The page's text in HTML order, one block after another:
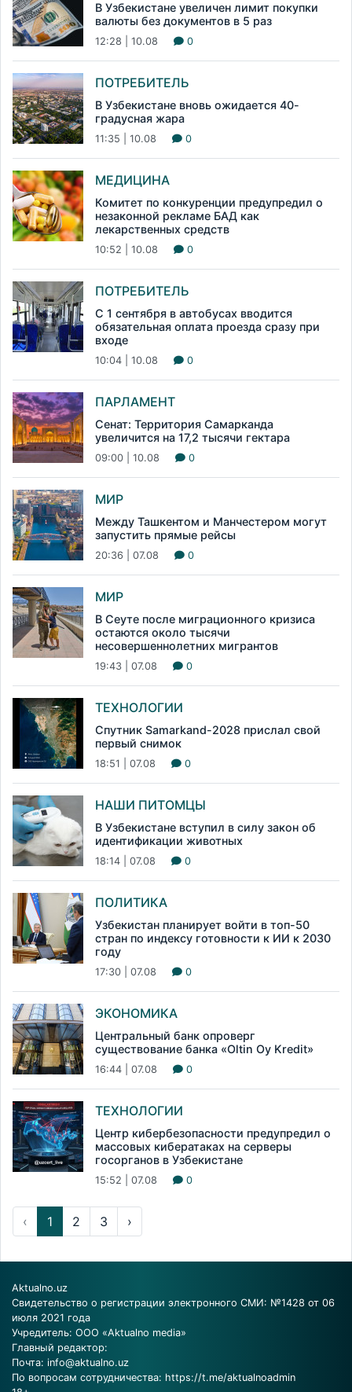
В Узбекистане увеличен лимит покупки
валюты без документов в 5 раз
12:28 | 10.08 0
ПОТРЕБИТЕЛЬ
В Узбекистане вновь ожидается 40-
градусная жара
11:35 | 10.08 0
МЕДИЦИНА
Комитет по конкуренции предупредил о
незаконной рекламе БАД как
лекарственных средств
10:52 | 10.08 0
ПОТРЕБИТЕЛЬ
С 1 сентября в автобусах вводится
обязательная оплата проезда сразу при
входе
10:04 | 10.08 0
ПАРЛАМЕНТ
Сенат: Территория Самарканда
увеличится на 17,2 тысячи гектара
09:00 | 10.08 0
МИР
Между Ташкентом и Манчестером могут
запустить прямые рейсы
20:36 | 07.08 0
МИР
В Сеуте после миграционного кризиса
остаются около тысячи
несовершеннолетних мигрантов
19:43 | 07.08 0
ТЕХНОЛОГИИ
Спутник Samarkand-2028 прислал свой
первый снимок
18:51 | 07.08 0
НАШИ ПИТОМЦЫ
В Узбекистане вступил в силу закон об
идентификации животных
18:14 | 07.08 0
ПОЛИТИКА
Узбекистан планирует войти в топ-50
стран по индексу готовности к ИИ к 2030
году
17:30 | 07.08 0
ЭКОНОМИКА
Центральный банк опроверг
существование банка «Oltin Oy Kredit»
16:44 | 07.08 0
ТЕХНОЛОГИИ
Центр кибербезопасности предупредил о
массовых кибератаках на серверы
госорганов в Узбекистане
15:52 | 07.08 0
‹ 1 2 3 ›
Aktualno.uz
Свидетельство о регистрации электронного СМИ: №1428 от 06
июля 2021 года
Учредитель: ООО «Aktualno media»
Главный редактор:
Почта: info@aktualno.uz
По вопросам сотрудничества: https://t.me/aktualnoadmin